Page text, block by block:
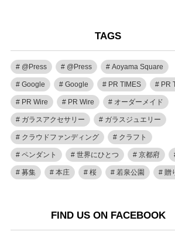
TAGS
@Press @Press Aoyama Square
Google Google PR TIMES PR
PR Wire PR Wire オーダーメイド
ガラスアクセサリー ガラスジュエリー
クラウドファンディング クラフト
ペンダント 世界にひとつ 京都府
募集 本庄 桜 若泉公園 贈
FIND US ON FACEBOOK